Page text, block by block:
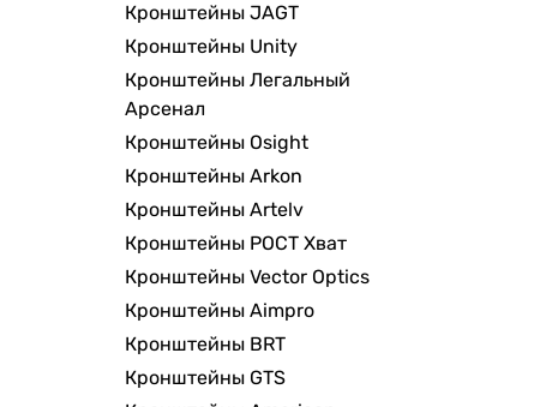
Кронштейны JAGT
Кронштейны Unity
Кронштейны Легальный
Арсенал
Кронштейны Osight
Кронштейны Arkon
Кронштейны Artelv
Кронштейны РОСТ Хват
Кронштейны Vector Optics
Кронштейны Aimpro
Кронштейны BRT
Кронштейны GTS